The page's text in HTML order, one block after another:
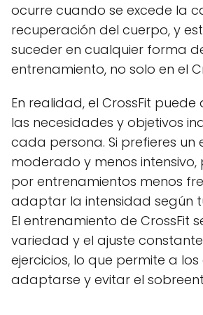
ocurre cuando se excede la
recuperación del cuerpo, y
suceder en cualquier forma
entrenamiento, no solo en el
En realidad, el CrossFit
las necesidades y objetivos
cada persona. Si prefieres un
moderado y menos
por entrenamientos menos
adaptar la intensidad según
El entrenamiento de CrossFit
variedad y el ajuste
ejercicios, lo que permite a
adaptarse y evitar el